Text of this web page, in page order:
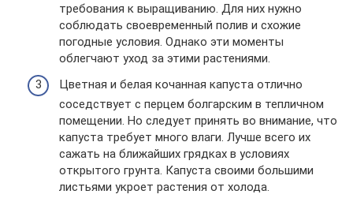
требования к выращиванию. Для них нужно
соблюдать своевременный полив и схожие
погодные условия. Однако эти моменты
облегчают уход за этими растениями.
Цветная и белая кочанная капуста отлично
соседствует с перцем болгарским в тепличном
помещении. Но следует принять во внимание, что
капуста требует много влаги. Лучше всего их
сажать на ближайших грядках в условиях
открытого грунта. Капуста своими большими
листьями укроет растения от холода.